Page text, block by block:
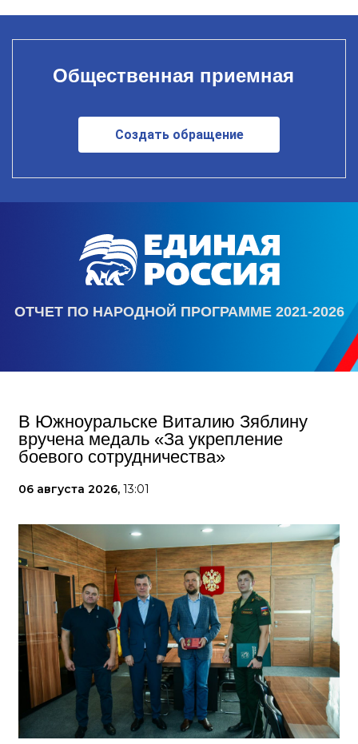
Общественная приемная
Создать обращение
ОТЧЕТ ПО НАРОДНОЙ ПРОГРАММЕ 2021-2026
В Южноуральске Виталию Зяблину
вручена медаль «За укрепление
боевого сотрудничества»
06 августа 2026, 13:01